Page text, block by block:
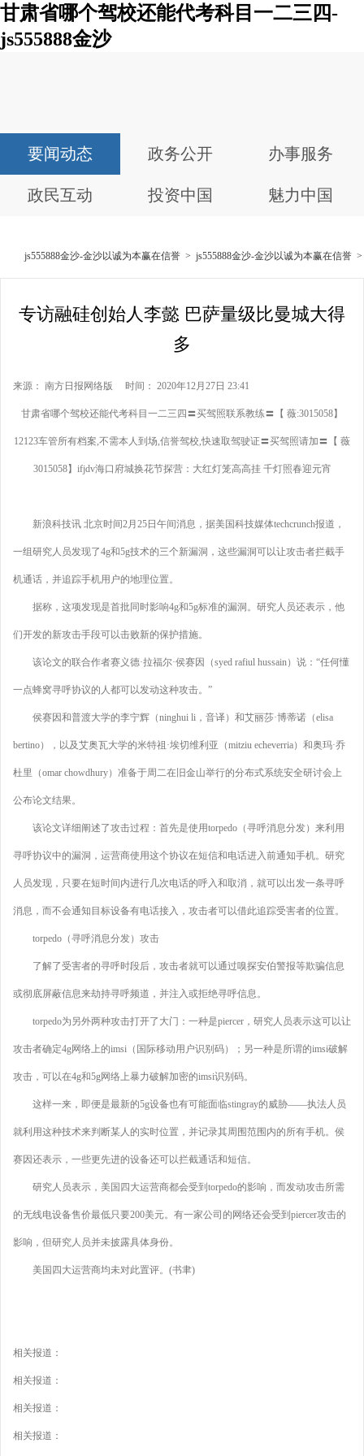
甘肃省哪个驾校还能代考科目一二三四-
js555888金沙
要闻动态 政务公开 办事服务
政民互动 投资中国 魅力中国
js555888金沙-金沙以诚为本赢在信誉 > js555888金沙-金沙以诚为本赢在信誉
专访融硅创始人李懿 巴萨量级比曼城大得
多
来源： 南方日报网络版 时间： 2020年12月27日 23:41
甘肃省哪个驾校还能代考科目一二三四〓买驾照联系教练〓【 薇:3015058】
12123车管所有档案,不需本人到场,信誉驾校,快速取驾驶证〓买驾照请加〓【 薇
3015058】ifjdv海口府城换花节探营：大红灯笼高高挂 千灯照春迎元宵
新浪科技讯 北京时间2月25日午间消息，据美国科技媒体techcrunch报道，
一组研究人员发现了4g和5g技术的三个新漏洞，这些漏洞可以让攻击者拦截手
机通话，并追踪手机用户的地理位置。
据称，这项发现是首批同时影响4g和5g标准的漏洞。研究人员还表示，他
们开发的新攻击手段可以击败新的保护措施。
该论文的联合作者赛义德·拉福尔·侯赛因（syed rafiul hussain）说：“任何懂
一点蜂窝寻呼协议的人都可以发动这种攻击。”
侯赛因和普渡大学的李宁辉（ninghui li，音译）和艾丽莎·博蒂诺（elisa
bertino），以及艾奥瓦大学的米特祖·埃切维利亚（mitziu echeverria）和奥玛·乔
杜里（omar chowdhury）准备于周二在旧金山举行的分布式系统安全研讨会上
公布论文结果。
该论文详细阐述了攻击过程：首先是使用torpedo（寻呼消息分发）来利用
寻呼协议中的漏洞，运营商使用这个协议在短信和电话进入前通知手机。研究
人员发现，只要在短时间内进行几次电话的呼入和取消，就可以出发一条寻呼
消息，而不会通知目标设备有电话接入，攻击者可以借此追踪受害者的位置。
torpedo（寻呼消息分发）攻击
了解了受害者的寻呼时段后，攻击者就可以通过嗅探安伯警报等欺骗信息
或彻底屏蔽信息来劫持寻呼频道，并注入或拒绝寻呼信息。
torpedo为另外两种攻击打开了大门：一种是piercer，研究人员表示这可以让
攻击者确定4g网络上的imsi（国际移动用户识别码）；另一种是所谓的imsi破解
攻击，可以在4g和5g网络上暴力破解加密的imsi识别码。
这样一来，即便是最新的5g设备也有可能面临stingray的威胁——执法人员
就利用这种技术来判断某人的实时位置，并记录其周围范围内的所有手机。侯
赛因还表示，一些更先进的设备还可以拦截通话和短信。
研究人员表示，美国四大运营商都会受到torpedo的影响，而发动攻击所需
的无线电设备售价最低只要200美元。有一家公司的网络还会受到piercer攻击的
影响，但研究人员并未披露具体身份。
美国四大运营商均未对此置评。(书聿)
相关报道：
相关报道：
相关报道：
相关报道：